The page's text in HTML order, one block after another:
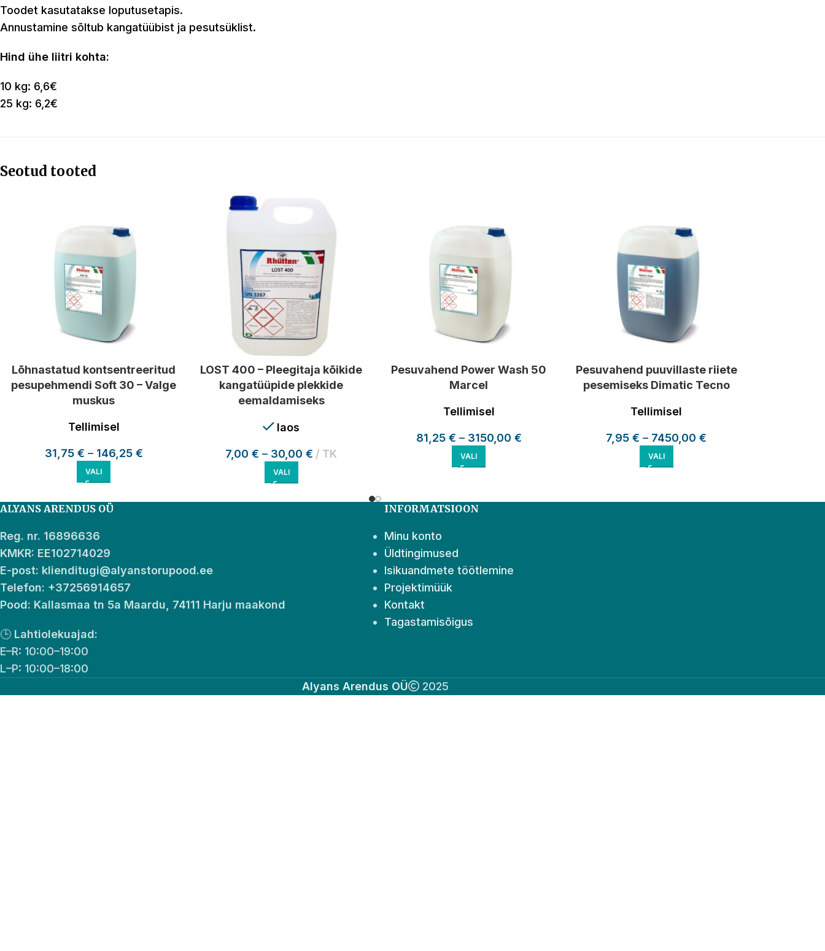
Toodet kasutatakse loputusetapis.
Annustamine sõltub kangatüübist ja pesutsüklist.
Hind ühe liitri kohta:
10 kg: 6,6€
25 kg: 6,2€
Seotud tooted
Lõhnastatud kontsentreeritud
pesupehmendi Soft 30 – Valge
muskus
Tellimisel
31,75 € – 146,25 €
VALI
LOST 400 – Pleegitaja kõikide
kangatüüpide plekkide
eemaldamiseks
laos
7,00€ – 30,00€ TK
VALI
Pesuvahend Power Wash 50
Marcel
Tellimisel
81,25 € – 3150,00 €
VALI
Pesuvahend puuvillaste riiete
pesemiseks Dimatic Tecno
Tellimisel
7,95€ – 7450,00€
VALI
ALYANS ARENDUS OÜ
Reg. nr. 16896636
KMKR: EE102714029
E-post: klienditugi@alyanstorupood.ee
Telefon: +37256914657
Pood: Kallasmaa tn 5a Maardu, 74111 Harju maakond
🕒 Lahtiolekuajad:
E–R: 10:00–19:00
L–P: 10:00–18:00
INFORMATSIOON
Minu konto
Üldtingimused
Isikuandmete töötlemine
Projektimüük
Kontakt
Tagastamisõigus
Alyans Arendus OÜ 2025